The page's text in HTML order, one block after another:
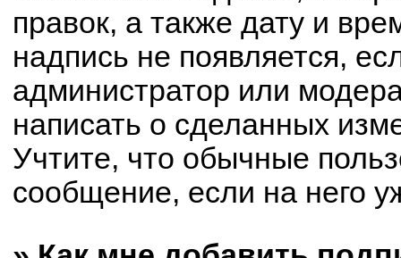
правок, а также дату и
надпись не появляется,
администратор или
написать о сделанных
Учтите, что обычные
сообщение, если на него